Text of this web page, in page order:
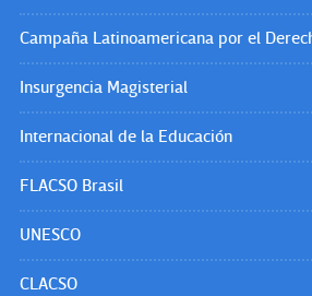
Campaña Latinoamericana por el
Insurgencia Magisterial
Internacional de la Educación
FLACSO Brasil
UNESCO
CLACSO